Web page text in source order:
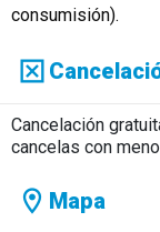
consumisión).
Cancelación
cancelas con
Mapa